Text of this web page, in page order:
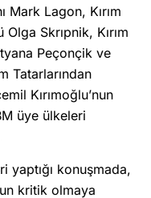
Mark Lagon, Kırım
Skrıpnik, Kırım
Peçonçik ve
Tatarlarından
Kırımoğlu’nun
üye ülkeleri
yaptığı konuşmada,
kritik olmaya